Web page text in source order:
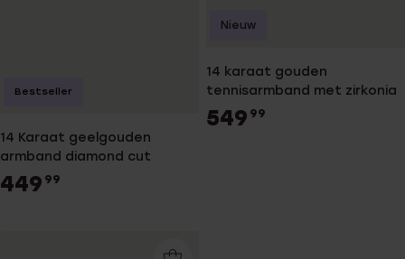
14 Karaat geelgouden
armband diamond cut
449 99
Bestseller
14 karaat gouden
tennisarmband met zirkonia
549 99
Nieuw